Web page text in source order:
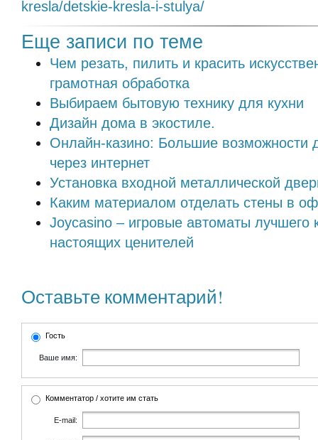
kresla/detskie-kresla-i-stulya/
Еще записи по теме
Чем резать, пилить и красить
грамотная обработка
Выбираем бытовую технику для кухни
Дизайн дома в экостиле.
Онлайн-казино: Большие возможности
через интернет
Установка входной металлической
Каким материалом отделать стены в
Joycasino – игровые автоматы лучшего
настоящих ценителей
Оставьте комментарий!
Гость
Ваше имя:
Комментатор / хотите им стать
E-mail: